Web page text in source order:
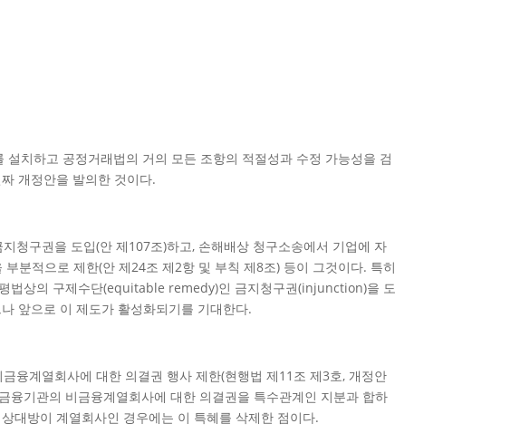
치하고 공정거래법의 거의 모든 조항의 적절성과 수정 가능성을 검
개정안을 발의한 것이다.
청구권을 도입(안 제107조)하고, 손해배상 청구소송에서 기업에 자
분적으로 제한(안 제24조 제2항 및 부칙 제8조) 등이 그것이다. 특히
법상의 구제수단(equitable remedy)인 금지청구권(injunction)을 도
앞으로 이 제도가 활성화되기를 기대한다.
융계열회사에 대한 의결권 행사 제한(현행법 제11조 제3호, 개정안
기관의 비금융계열회사에 대한 의결권을 특수관계인 지분과 합하
대방이 계열회사인 경우에는 이 특혜를 삭제한 점이다.